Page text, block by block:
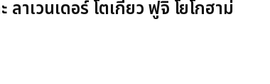
าเวนเดอร์ โตเกียว ฟูจิ โยโกฮาม่